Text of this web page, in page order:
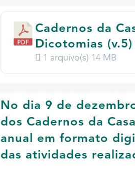
Cadernos da
Dicotomias (v.5)
1 arquivo(s) 14 MB
No dia 9 de
dos Cadernos da
anual em formato
das atividades